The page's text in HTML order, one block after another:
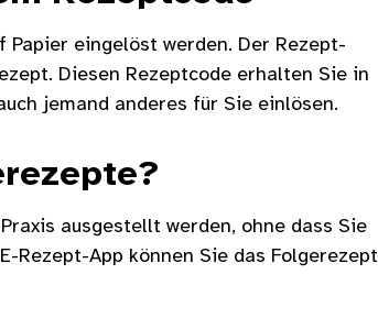
Papier eingelöst werden. Der Rezept-
Diesen Rezeptcode erhalten Sie in
jemand anderes für Sie einlösen.
ausgestellt werden, ohne dass Sie
Rezept-App können Sie das Folgerezept